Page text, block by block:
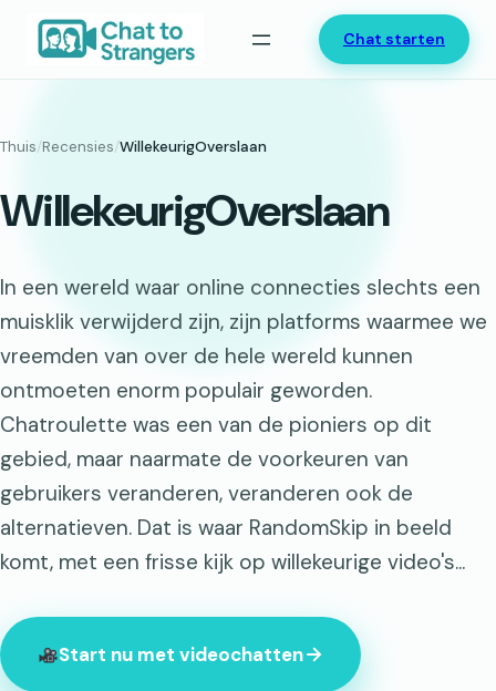
Chat starten
Thuis/Recensies/WillekeurigOverslaan
WillekeurigOverslaan
In een wereld waar online connecties slechts een
muisklik verwijderd zijn, zijn platforms waarmee we
vreemden van over de hele wereld kunnen
ontmoeten enorm populair geworden.
Chatroulette was een van de pioniers op dit
gebied, maar naarmate de voorkeuren van
gebruikers veranderen, veranderen ook de
alternatieven. Dat is waar RandomSkip in beeld
komt, met een frisse kijk op willekeurige video's...
Start nu met videochatten